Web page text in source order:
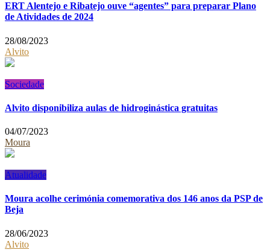
ERT Alentejo e Ribatejo ouve “agentes” para preparar Plano
de Atividades de 2024
28/08/2023
Alvito
Sociedade
Alvito disponibiliza aulas de hidroginástica gratuitas
04/07/2023
Moura
Atualidade
Moura acolhe cerimónia comemorativa dos 146 anos da PSP de
Beja
28/06/2023
Alvito